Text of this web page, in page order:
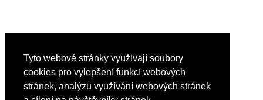
Tyto webové stránky využívají soubory
cookies pro vylepšení funkcí webových
stránek, analýzu využívání webových stránek